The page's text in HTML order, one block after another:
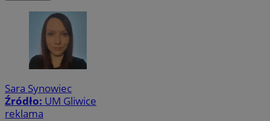
Sara Synowiec
Źródło: UM Gliwice
reklama